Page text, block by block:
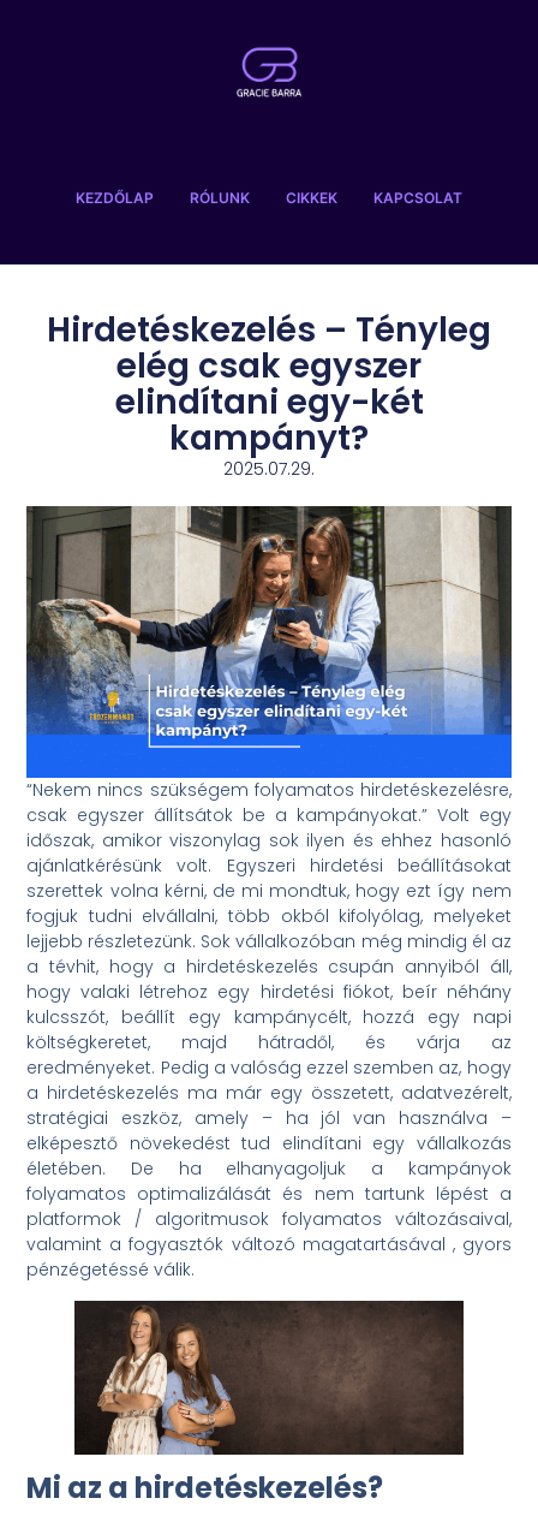
KEZDŐLAP RÓLUNK CIKKEK KAPCSOLAT
Hirdetéskezelés – Tényleg
elég csak egyszer
elindítani egy-két
kampányt?
2025.07.29.
“Nekem nincs szükségem folyamatos hirdetéskezelésre,
csak egyszer állítsátok be a kampányokat.” Volt egy
időszak, amikor viszonylag sok ilyen és ehhez hasonló
ajánlatkérésünk volt. Egyszeri hirdetési beállításokat
szerettek volna kérni, de mi mondtuk, hogy ezt így nem
fogjuk tudni elvállalni, több okból kifolyólag, melyeket
lejjebb részletezünk. Sok vállalkozóban még mindig él az
a tévhit, hogy a hirdetéskezelés csupán annyiból áll,
hogy valaki létrehoz egy hirdetési fiókot, beír néhány
kulcsszót, beállít egy kampánycélt, hozzá egy napi
költségkeretet, majd hátradől, és várja az
eredményeket. Pedig a valóság ezzel szemben az, hogy
a hirdetéskezelés ma már egy összetett, adatvezérelt,
stratégiai eszköz, amely – ha jól van használva –
elképesztő növekedést tud elindítani egy vállalkozás
életében. De ha elhanyagoljuk a kampányok
folyamatos optimalizálását és nem tartunk lépést a
platformok / algoritmusok folyamatos változásaival,
valamint a fogyasztók változó magatartásával , gyors
pénzégetéssé válik.
Mi az a hirdetéskezelés?